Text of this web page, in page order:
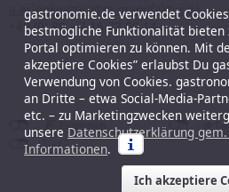
a.erlenkoetter@m-manufaktur.de
+49 (0) 89 – 7 16 72 00 14
gastronomie.de verwendet
bestmögliche Funktionalität bieten
Portal optimieren zu können. Mit
akzeptiere Cookies” erlaubst Du
Verwendung von Cookies.
an Dritte – etwa Social-Media-
etc. – zu Marketingzwecken
unsere Datenschutzerklärung
Informationen.
Ich akzeptiere